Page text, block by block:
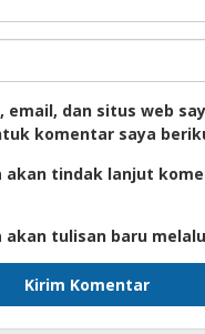
email, dan situs web
komentar saya
akan tindak lanjut
akan tulisan baru